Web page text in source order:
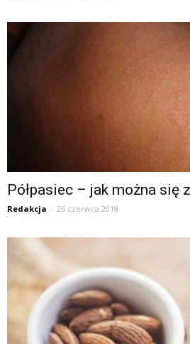
Półpasiec – jak można się
Redakcja - 26 czerwca 2018